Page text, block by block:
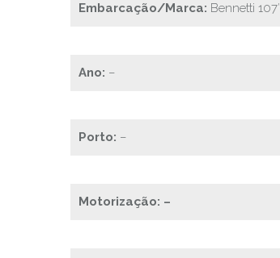
Embarcação/Marca: Bennetti 107′
Ano: –
Porto: –
Motorização: –